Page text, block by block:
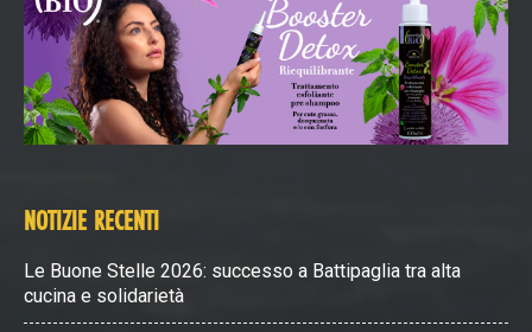
NOTIZIE RECENTI
Le Buone Stelle 2026: successo a Battipaglia tra alta
cucina e solidarietà